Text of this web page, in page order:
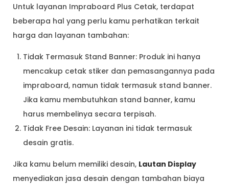
Untuk layanan Impraboard Plus Cetak, terdapat
beberapa hal yang perlu kamu perhatikan terkait
harga dan layanan tambahan:
Tidak Termasuk Stand Banner: Produk ini hanya
mencakup cetak stiker dan pemasangannya pada
impraboard, namun tidak termasuk stand banner.
Jika kamu membutuhkan stand banner, kamu
harus membelinya secara terpisah.
Tidak Free Desain: Layanan ini tidak termasuk
desain gratis.
Jika kamu belum memiliki desain, Lautan Display
menyediakan jasa desain dengan tambahan biaya